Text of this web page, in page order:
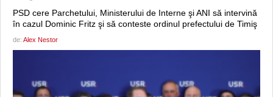
PSD cere Parchetului, Ministerului de Interne şi ANI să intervină
în cazul Dominic Fritz şi să conteste ordinul prefectului de Timiş
de: Alex Nestor